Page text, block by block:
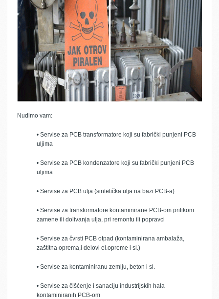
Nudimo vam:
• Servise za PCB transformatore koji su fabrički punjeni PCB
uljima
• Servise za PCB kondenzatore koji su fabrički punjeni PCB
uljima
• Servise za PCB ulja (sintetička ulja na bazi PCB-a)
• Servise za transformatore kontaminirane PCB-om prilikom
zamene ili dolivanja ulja, pri remontu ili popravci
• Servise za čvrsti PCB otpad (kontaminirana ambalaža,
zaštitna oprema,i delovi el.opreme i sl.)
• Servise za kontaminiranu zemlju, beton i sl.
• Servise za čišćenje i sanaciju industrijskih hala
kontaminiranih PCB-om